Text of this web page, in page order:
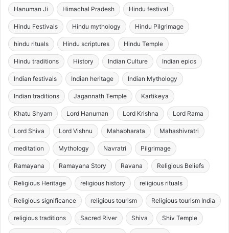
Hanuman Ji Himachal Pradesh Hindu festival
Hindu Festivals Hindu mythology Hindu Pilgrimage
hindu rituals Hindu scriptures Hindu Temple
Hindu traditions History Indian Culture Indian epics
Indian festivals Indian heritage Indian Mythology
Indian traditions Jagannath Temple Kartikeya
Khatu Shyam Lord Hanuman Lord Krishna Lord Rama
Lord Shiva Lord Vishnu Mahabharata Mahashivratri
meditation Mythology Navratri Pilgrimage
Ramayana Ramayana Story Ravana Religious Beliefs
Religious Heritage religious history religious rituals
Religious significance religious tourism Religious tourism India
religious traditions Sacred River Shiva Shiv Temple